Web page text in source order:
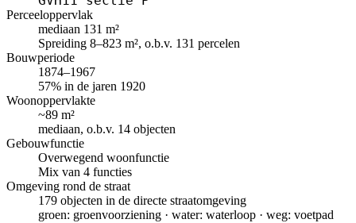
Perceeloppervlak
mediaan 131 m²
Spreiding 8–823 m², o.b.v. 131 percelen
Bouwperiode
1874–1967
57% in de jaren 1920
Woonoppervlakte
~89 m²
mediaan, o.b.v. 14 objecten
Gebouwfunctie
Overwegend woonfunctie
Mix van 4 functies
Omgeving rond de straat
179 objecten in de directe straatomgeving
groen: groenvoorziening · water: waterloop · weg: voetpad